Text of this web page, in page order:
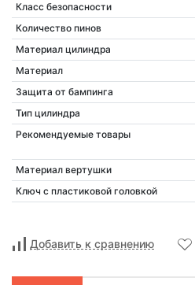
Класс безопасности
Количество пинов
Материал цилиндра
Материал
Защита от бампинга
Тип цилиндра
Рекомендуемые товары
Материал вертушки
Ключ с пластиковой головкой
Добавить к сравнению